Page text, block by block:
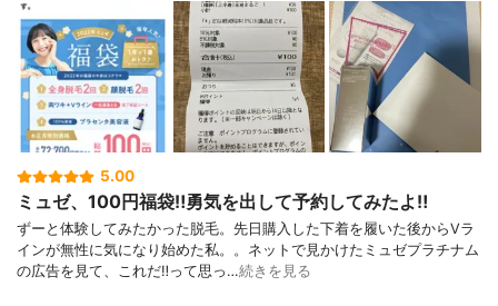
5.00
ミュゼ、100円福袋‼︎勇気を出して予約してみたよ‼︎
ずーと体験してみたかった脱毛。先日購入した下着を履いた後からVラ
インが無性に気になり始めた私。。ネットで見かけたミュゼプラチナム
の広告を見て、これだ‼︎って思っ…続きを見る